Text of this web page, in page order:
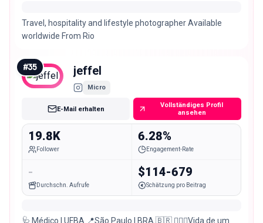
Travel, hospitality and lifestyle photographer Available
worldwide From Rio
#35 jeffel
Micro
E-Mail erhalten
Vollständiges Profil
ansehen
19.8K
Follower
6.28%
Engagement-Rate
-
Durchschn. Aufrufe
$114-679
Schätzung pro Beitrag
🩺 Médico | UFBA 📍São Paulo | BRA 🇧🇷 👨🏻‍⚕️Vida de um